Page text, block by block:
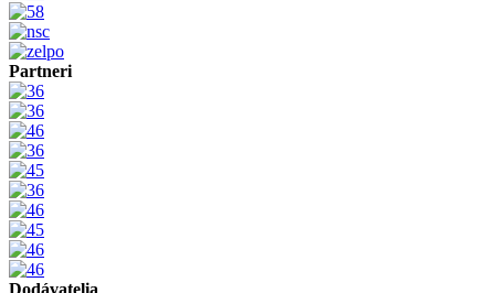
Partneri
Dodávatelia